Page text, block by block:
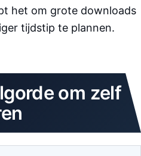
het om grote downloads
tijdstip te plannen.
om zelf